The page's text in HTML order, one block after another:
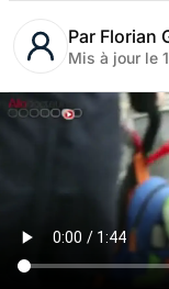
Par Florian
Mis à jour le